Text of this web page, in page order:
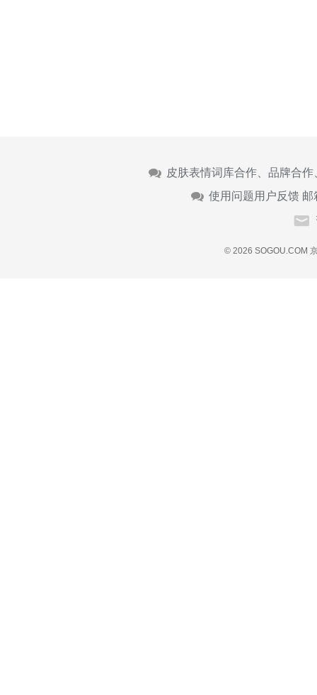
皮肤表情词库合作、品牌合
使用问题用户反馈 邮
© 2026 SOGOU.COM